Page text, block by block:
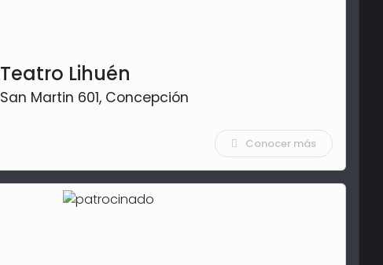
Teatro Lihuén
San Martin 601, Concepción
Conocer más